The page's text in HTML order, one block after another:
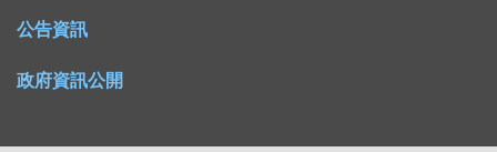
公告資訊
政府資訊公開